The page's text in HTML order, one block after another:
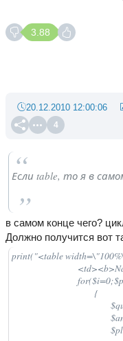
3.88
4
20.12.2010 12:00:06
Если table, то я в
в самом конце чего?
Должно получится вот
print("<table